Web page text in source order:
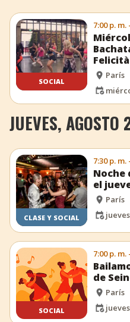
SOCIAL
7:00 p. m.
Felicità
París
JUEVES,
CLASE Y SOCIAL
7:30 p. m.
Noche
el
París
SOCIAL
7:00 p. m.
de
París